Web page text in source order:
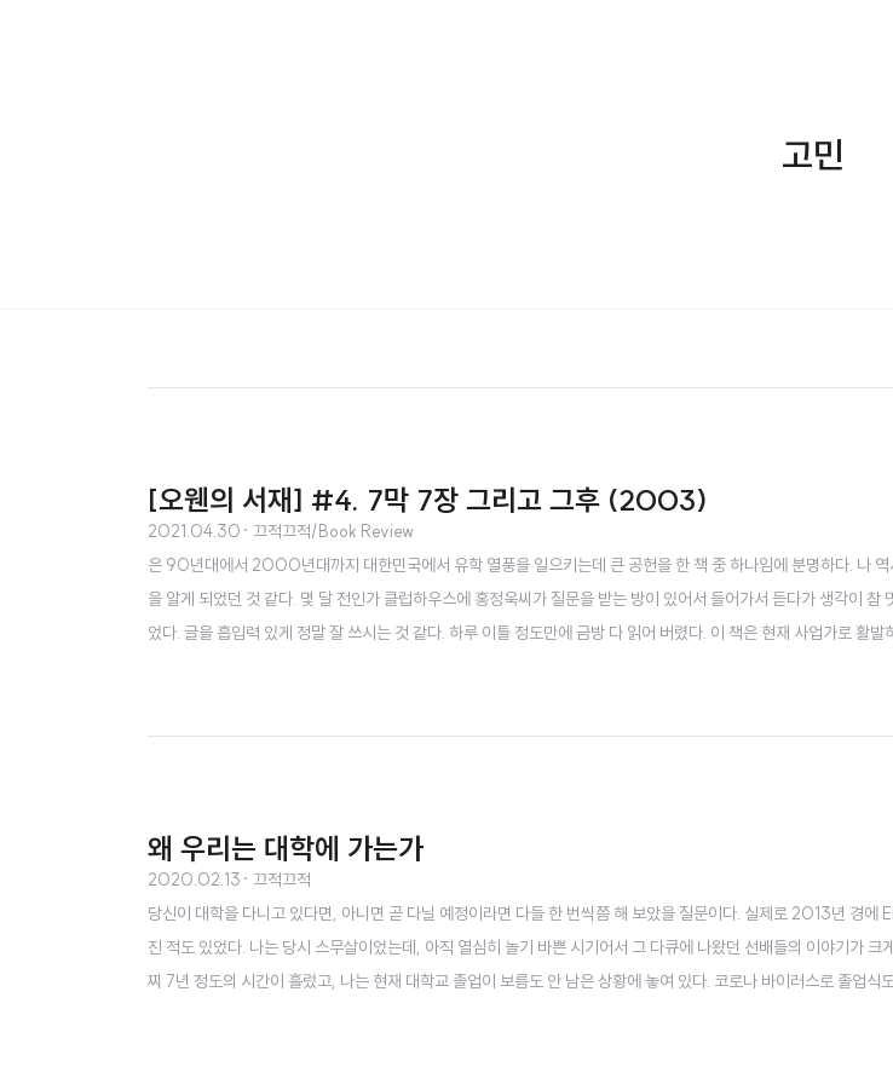
고민
[오웬의 서재] #4. 7막 7장 그리고 그후 (2003)
2021.04.30 · 끄적끄적/Book Review
은 90년대에서 2000년대까지 대한민국에서 유학 열풍을 일으키는데 큰 공헌을 한 책 중 하나임에 분명하다. 나 역
을 알게 되었던 것 같다. 몇 달 전인가 클럽하우스에 홍정욱씨가 질문을 받는 방이 있어서 들어가서 듣다가 생각이 참
었다. 글을 흡입력 있게 정말 잘 쓰시는 것 같다. 하루 이틀 정도만에 금방 다 읽어 버렸다. 이 책은 현재 사업가로 활
왜 우리는 대학에 가는가
2020.02.13 · 끄적끄적
당신이 대학을 다니고 있다면, 아니면 곧 다닐 예정이라면 다들 한 번씩쯤 해 보았을 질문이다. 실제로 2013년 경에
진 적도 있었다. 나는 당시 스무살이었는데, 아직 열심히 놀기 바쁜 시기어서 그 다큐에 나왔던 선배들의 이야기가 크
찌 7년 정도의 시간이 흘렀고, 나는 현재 대학교 졸업이 보름도 안 남은 상황에 놓여 있다. 코로나 바이러스로 졸업식